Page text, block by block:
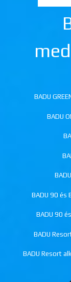
BADU
BADU
BADU 90 és
BADU 90
BADU
BADU Resort